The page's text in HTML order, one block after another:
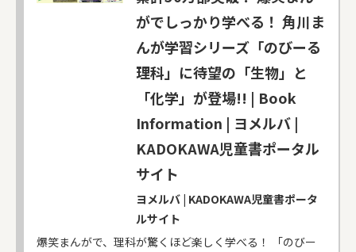
がでしっかり学べる！ 角川ま
んが学習シリーズ「のびーる
理科」に待望の「生物」と
「化学」が登場!! | Book
Information | ヨメルバ |
KADOKAWA児童書ポータル
サイト
ヨメルバ | KADOKAWA児童書ポータ
ルサイト
爆笑まんがで、理科が驚くほど楽しく学べる！ 「のびー